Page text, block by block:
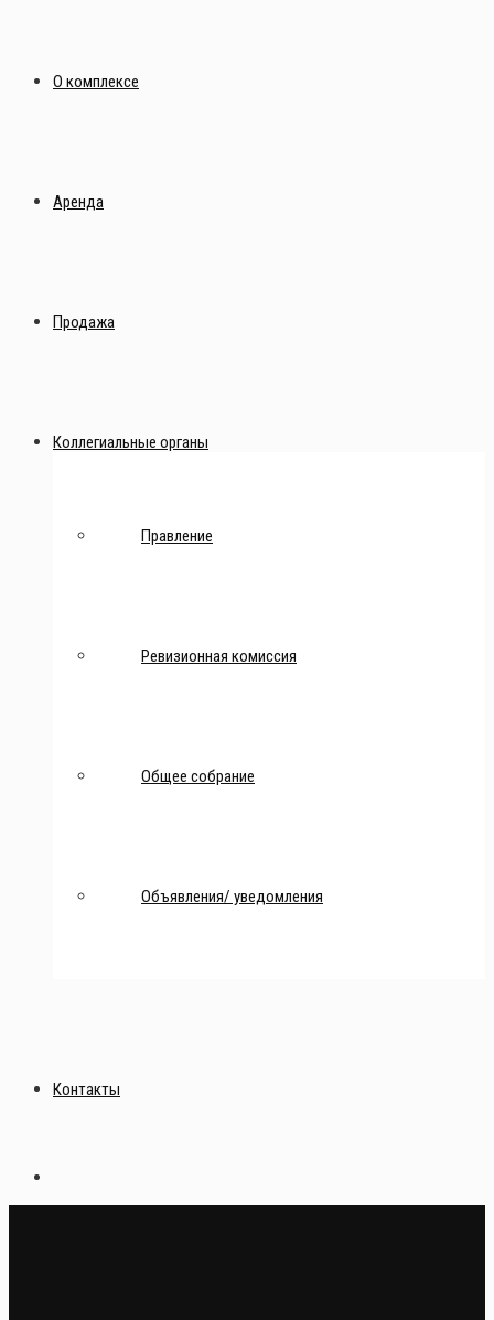
О комплексе
Аренда
Продажа
Коллегиальные органы
Правление
Ревизионная комиссия
Общее собрание
Объявления/ уведомления
Контакты